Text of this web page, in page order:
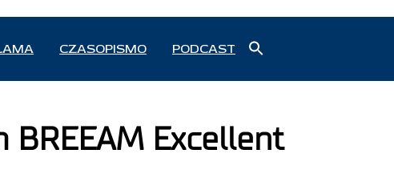
CZASOPISMO PODCAST
BREEAM Excellent